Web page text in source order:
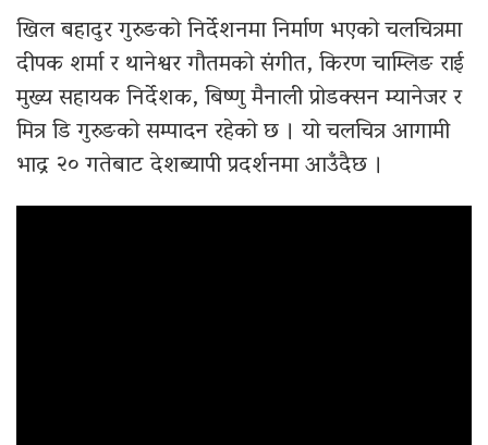
खिल बहादुर गुरुङको निर्देशनमा निर्माण भएको चलचित्रमा
दीपक शर्मा र थानेश्वर गौतमको संगीत, किरण चाम्लिङ राई
मुख्य सहायक निर्देशक, बिष्णु मैनाली प्रोडक्सन म्यानेजर र
मित्र डि गुरुङको सम्पादन रहेको छ । यो चलचित्र आगामी
भाद्र २० गतेबाट देशब्यापी प्रदर्शनमा आउँदैछ ।